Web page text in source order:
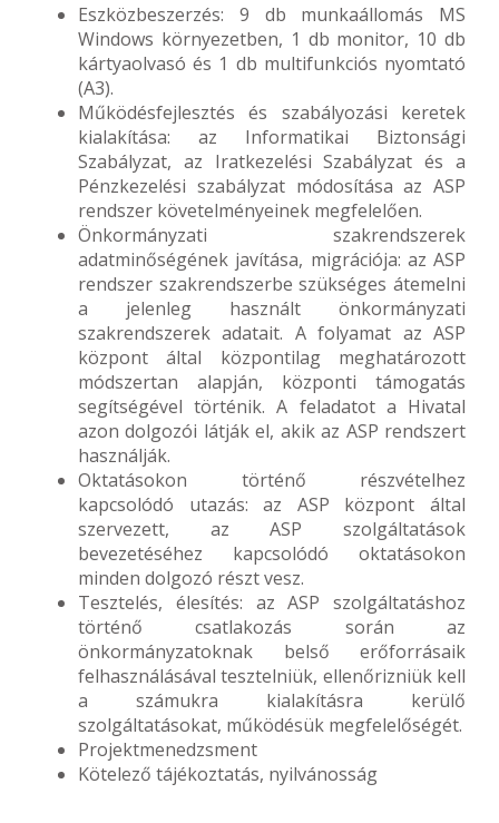
Eszközbeszerzés: 9 db munkaállomás MS
Windows környezetben, 1 db monitor, 10 db
kártyaolvasó és 1 db multifunkciós nyomtató
(A3).
Működésfejlesztés és szabályozási keretek
kialakítása: az Informatikai Biztonsági
Szabályzat, az Iratkezelési Szabályzat és a
Pénzkezelési szabályzat módosítása az ASP
rendszer követelményeinek megfelelően.
Önkormányzati szakrendszerek
adatminőségének javítása, migrációja: az ASP
rendszer szakrendszerbe szükséges átemelni
a jelenleg használt önkormányzati
szakrendszerek adatait. A folyamat az ASP
központ által központilag meghatározott
módszertan alapján, központi támogatás
segítségével történik. A feladatot a Hivatal
azon dolgozói látják el, akik az ASP rendszert
használják.
Oktatásokon történő részvételhez
kapcsolódó utazás: az ASP központ által
szervezett, az ASP szolgáltatások
bevezetéséhez kapcsolódó oktatásokon
minden dolgozó részt vesz.
Tesztelés, élesítés: az ASP szolgáltatáshoz
történő csatlakozás során az
önkormányzatoknak belső erőforrásaik
felhasználásával tesztelniük, ellenőrizniük kell
a számukra kialakításra kerülő
szolgáltatásokat, működésük megfelelőségét.
Projektmenedzsment
Kötelező tájékoztatás, nyilvánosság